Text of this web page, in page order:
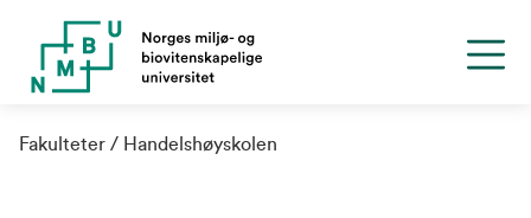
Fakulteter Handelshøyskolen